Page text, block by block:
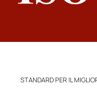
STANDARD PER IL